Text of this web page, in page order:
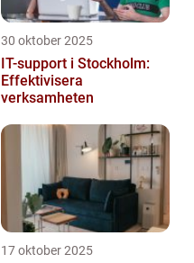
30 oktober 2025
IT-support i Stockholm:
Effektivisera
verksamheten
17 oktober 2025